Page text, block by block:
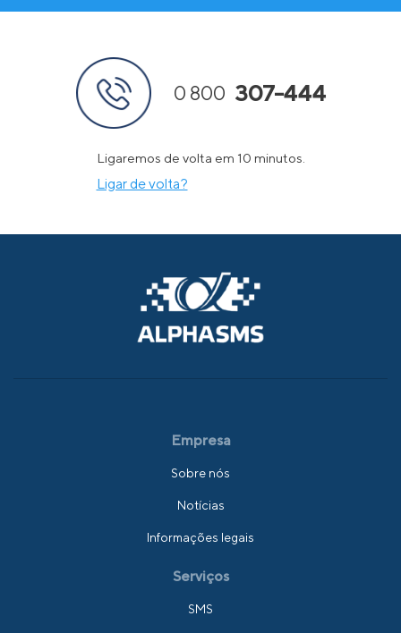
0 800 307-444
Ligaremos de volta em 10 minutos.
Ligar de volta?
Empresa
Sobre nós
Notícias
Informações legais
Serviços
SMS